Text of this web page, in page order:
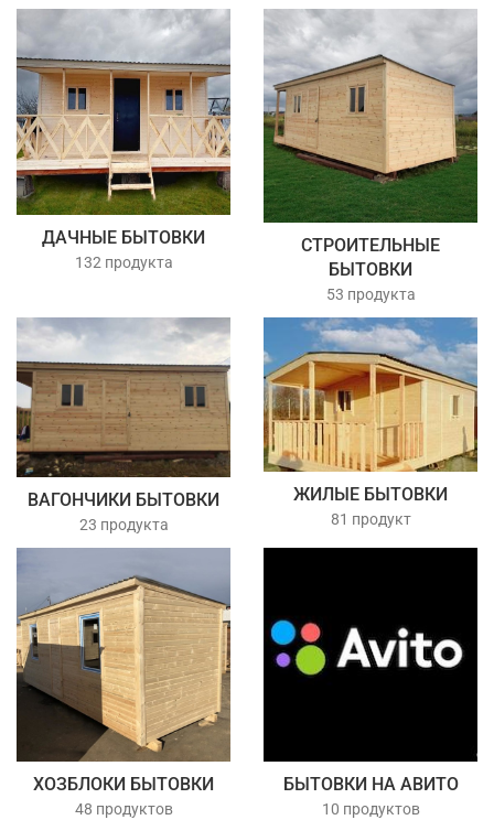
ДАЧНЫЕ БЫТОВКИ
132 продукта
СТРОИТЕЛЬНЫЕ
БЫТОВКИ
53 продукта
ВАГОНЧИКИ БЫТОВКИ
23 продукта
ЖИЛЫЕ БЫТОВКИ
81 продукт
ХОЗБЛОКИ БЫТОВКИ
48 продуктов
БЫТОВКИ НА АВИТО
10 продуктов